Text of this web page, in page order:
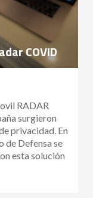
COVID
RADAR
surgieron
privacidad. En
Defensa se
esta solución